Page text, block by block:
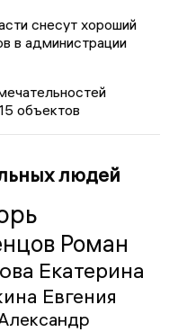
снесут хороший
в администрации
объектов
людей
Роман
Екатерина
Евгения